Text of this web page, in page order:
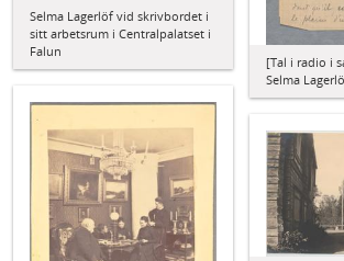
[Tal i radio i
Selma
Selma Lagerlöf vid skrivbordet i
sitt arbetsrum i Centralpalatset i
Falun